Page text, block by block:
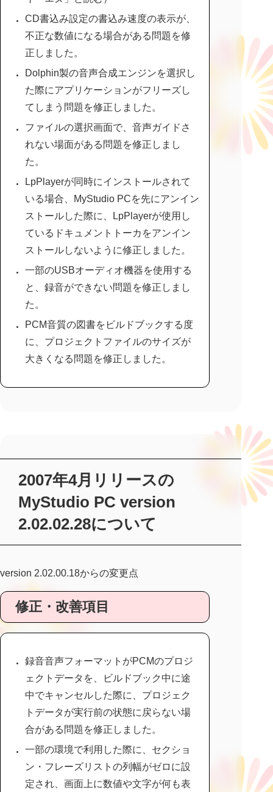
CD書込み設定の書込み速度の表示が、
不正な数値になる場合がある問題を修
正しました。
Dolphin製の音声合成エンジンを選択し
た際にアプリケーションがフリーズし
てしまう問題を修正しました。
ファイルの選択画面で、音声ガイドさ
れない場面がある問題を修正しまし
た。
LpPlayerが同時にインストールされて
いる場合、MyStudio PCを先にアンイン
ストールした際に、LpPlayerが使用し
ているドキュメントトーカをアンイン
ストールしないように修正しました。
一部のUSBオーディオ機器を使用する
と、録音ができない問題を修正しまし
た。
PCM音質の図書をビルドブックする度
に、プロジェクトファイルのサイズが
大きくなる問題を修正しました。
2007年4月リリースの
MyStudio PC version
2.02.02.28について
version 2.02.00.18からの変更点
修正・改善項目
録音音声フォーマットがPCMのプロジ
ェクトデータを、ビルドブック中に途
中でキャンセルした際に、プロジェク
トデータが実行前の状態に戻らない場
合がある問題を修正しました。
一部の環境で利用した際に、セクショ
ン・フレーズリストの列幅がゼロに設
定され、画面上に数値や文字が何も表